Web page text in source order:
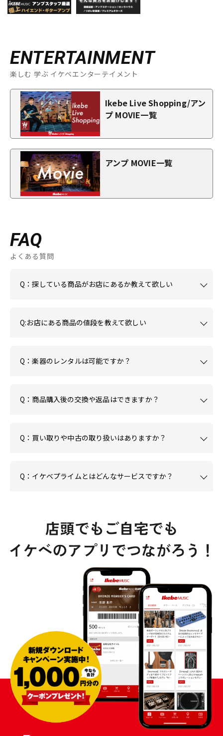
ENTERTAINMENT
楽しむ 学ぶ イケベエンターテイメント
Ikebe Live Shopping/アン
プ MOVIE一覧
アンプ MOVIE一覧
FAQ
よくある質問
Q：探している商品がお店にあるか教えて欲しい
Q:お店にある商品の値段を教えて欲しい
Q：楽器のレンタルは可能ですか？
Q：商品購入後の交換や返品はできますか？
Q：買い取りや中古の取り扱いはありますか？
Q：イケベプライムとはどんなサービスですか？